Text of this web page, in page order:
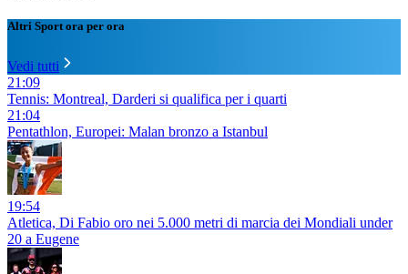
Altri Sport ora per ora
Vedi tutti
21:09
Tennis: Montreal, Darderi si qualifica per i quarti
21:04
Pentathlon, Europei: Malan bronzo a Istanbul
19:54
Atletica, Di Fabio oro nei 5.000 metri di marcia dei Mondiali under
20 a Eugene